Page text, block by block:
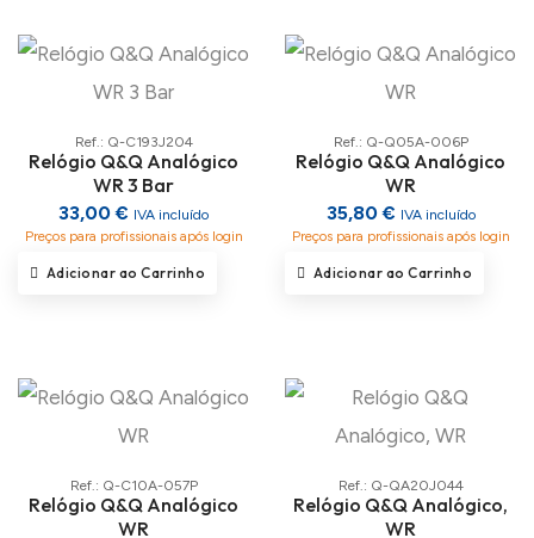
Ref.: Q-C193J204
Relógio Q&Q Analógico
WR 3 Bar
33,00 € IVA incluído
Preços para profissionais após login
Adicionar ao Carrinho
Ref.: Q-Q05A-006P
Relógio Q&Q Analógico
WR
35,80 € IVA incluído
Preços para profissionais após login
Adicionar ao Carrinho
Ref.: Q-C10A-057P
Relógio Q&Q Analógico
WR
Ref.: Q-QA20J044
Relógio Q&Q Analógico,
WR